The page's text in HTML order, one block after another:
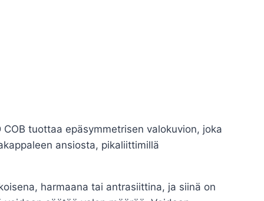
tuottaa epäsymmetrisen valokuvion, joka
ansiosta, pikaliittimillä
harmaana tai antrasiittina, ja siinä on